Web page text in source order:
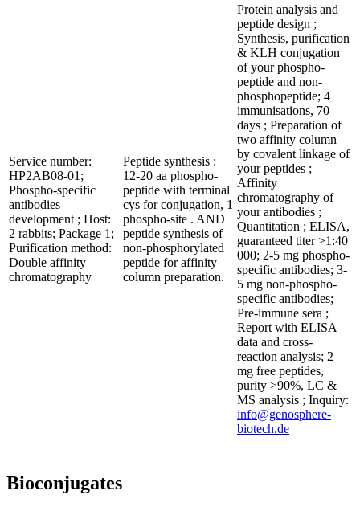
Service number:
HP2AB08-01;
Phospho-specific
antibodies
development ; Host:
2 rabbits; Package 1;
Purification method:
Double affinity
chromatography
Peptide synthesis :
12-20 aa phospho-
peptide with terminal
cys for conjugation, 1
phospho-site . AND
peptide synthesis of
non-phosphorylated
peptide for affinity
column preparation.
Protein analysis and
peptide design ;
Synthesis, purification
& KLH conjugation
of your phospho-
peptide and non-
phosphopeptide; 4
immunisations, 70
days ; Preparation of
two affinity column
by covalent linkage of
your peptides ;
Affinity
chromatography of
your antibodies ;
Quantitation ; ELISA,
guaranteed titer >1:40
000; 2-5 mg phospho-
specific antibodies; 3-
5 mg non-phospho-
specific antibodies;
Pre-immune sera ;
Report with ELISA
data and cross-
reaction analysis; 2
mg free peptides,
purity >90%, LC &
MS analysis ; Inquiry:
info@genosphere-
biotech.de
Bioconjugates